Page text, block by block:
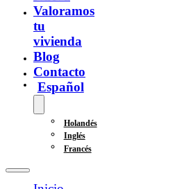
Valoramos
tu
vivienda
Blog
Contacto
Español
Holandés
Inglés
Francés